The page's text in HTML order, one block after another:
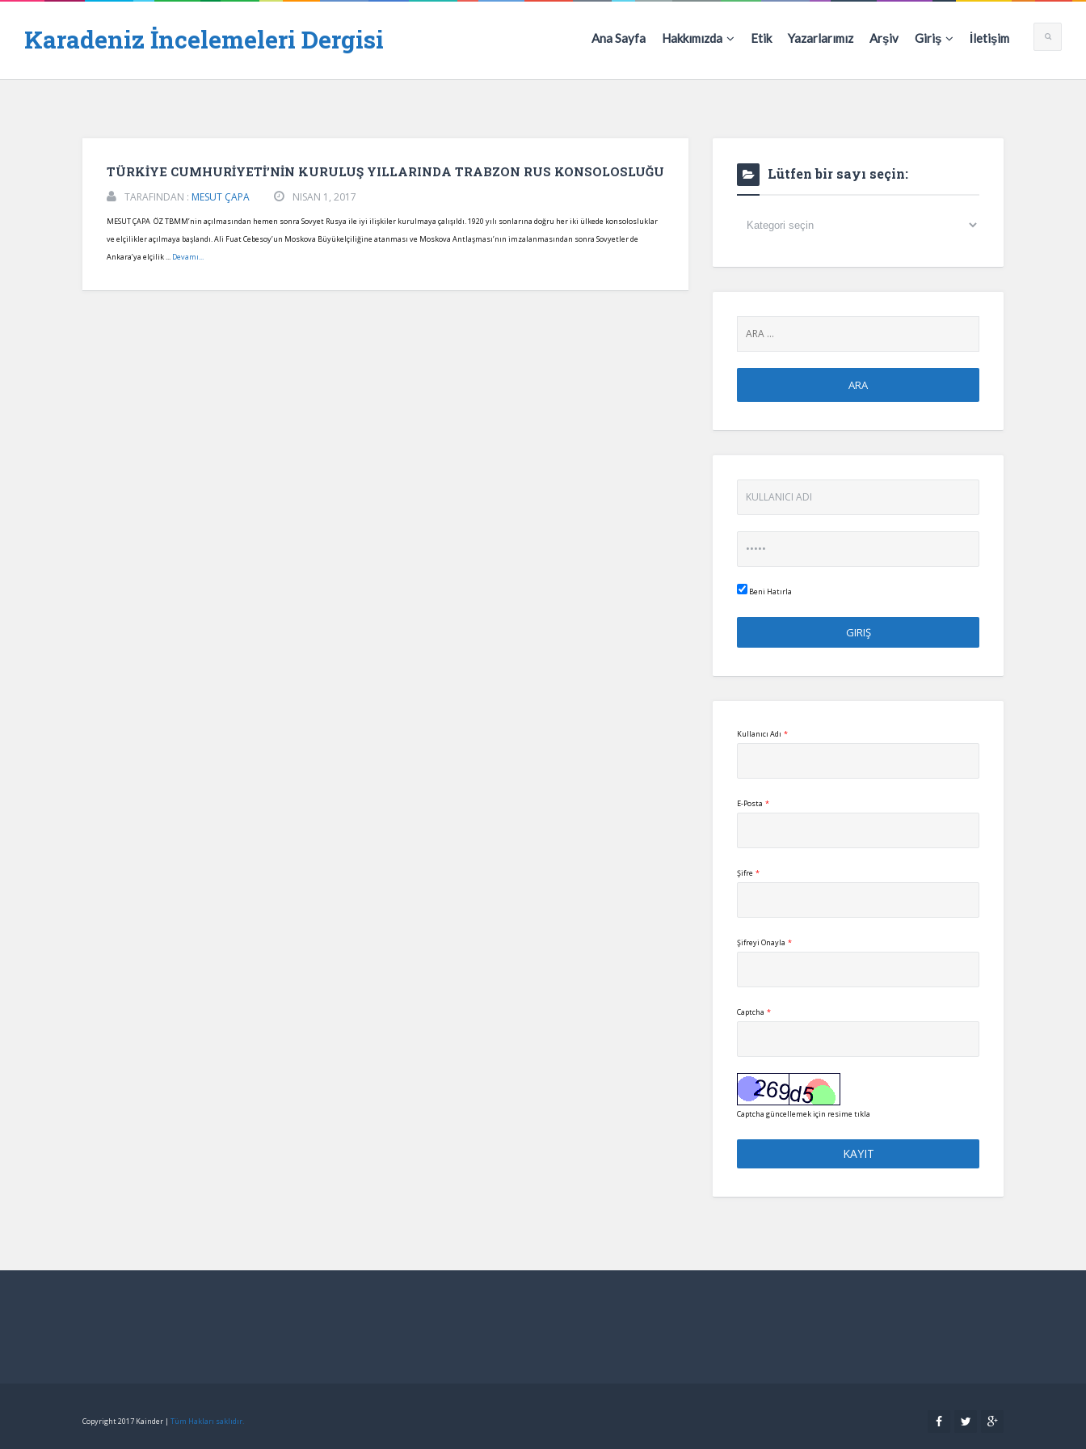
Karadeniz İncelemeleri Dergisi Ana Sayfa Hakkımızda Etik Yazarlarımız Arşiv Giriş İletişim
TÜRKİYE CUMHURİYETİ’NİN KURULUŞ YILLARINDA TRABZON RUS KONSOLOSLUĞU
TARAFINDAN : MESUT ÇAPA NISAN 1, 2017
MESUT ÇAPA ÖZ TBMM’nin açılmasından hemen sonra Sovyet Rusya ile iyi ilişkiler kurulmaya çalışıldı. 1920 yılı sonlarına doğru her iki ülkede konsolosluklar
ve elçilikler açılmaya başlandı. Ali Fuat Cebesoy’un Moskova Büyükelçiliğine atanması ve Moskova Antlaşması’nın imzalanmasından sonra Sovyetler de
Ankara’ya elçilik ... Devamı...
Lütfen bir sayı seçin:
Lütfen
Beni Hatırla
Kullanıcı Adı *
E-Posta *
Şifre *
Şifreyi Onayla *
Captcha *
Captcha güncellemek için resime tıkla
Copyright 2017 Kainder | Tüm Hakları saklıdır.